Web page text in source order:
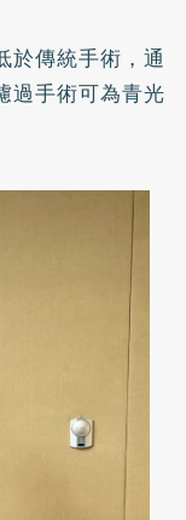
於傳統手術，通
過手術可為青光